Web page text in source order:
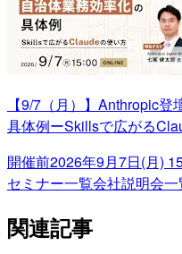
【9/7（月）】Anthropic
具体例ーSkillsで広がる
開催前2026年9月7日(月)
セミナー一覧会社説明会一
関連記事